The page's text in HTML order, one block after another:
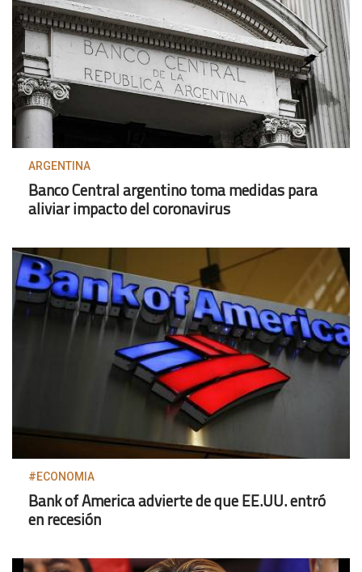
ARGENTINA
Banco Central argentino toma medidas para
aliviar impacto del coronavirus
#ECONOMIA
Bank of America advierte de que EE.UU. entró
en recesión